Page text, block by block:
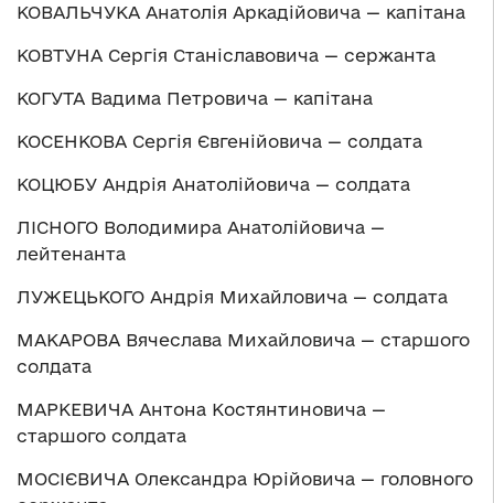
КОВАЛЬЧУКА Анатолія Аркадійовича — капітана
КОВТУНА Сергія Станіславовича — сержанта
КОГУТА Вадима Петровича — капітана
КОСЕНКОВА Сергія Євгенійовича — солдата
КОЦЮБУ Андрія Анатолійовича — солдата
ЛІСНОГО Володимира Анатолійовича —
лейтенанта
ЛУЖЕЦЬКОГО Андрія Михайловича — солдата
МАКАРОВА Вячеслава Михайловича — старшого
солдата
МАРКЕВИЧА Антона Костянтиновича —
старшого солдата
МОСІЄВИЧА Олександра Юрійовича — головного